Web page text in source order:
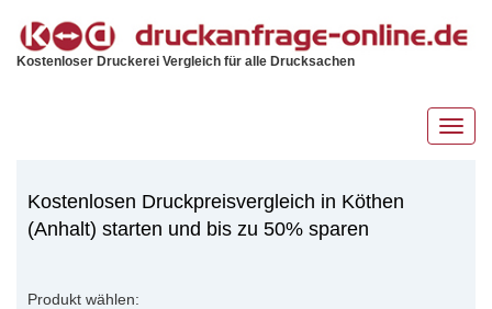
Kostenloser Druckerei Vergleich für alle Drucksachen
Kostenlosen Druckpreisvergleich in Köthen
(Anhalt) starten und bis zu 50% sparen
Produkt wählen: